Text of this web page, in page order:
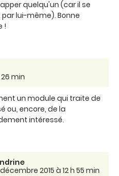
quelqu'un (car il se
lui-même). Bonne
!
26 min
un module qui traite de
ou, encore, de la
intéressé.
2015 à 12 h 55 min